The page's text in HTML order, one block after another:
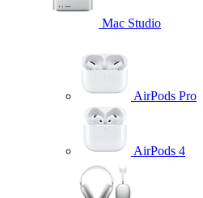
Mac Studio
AirPods Pro
AirPods 4